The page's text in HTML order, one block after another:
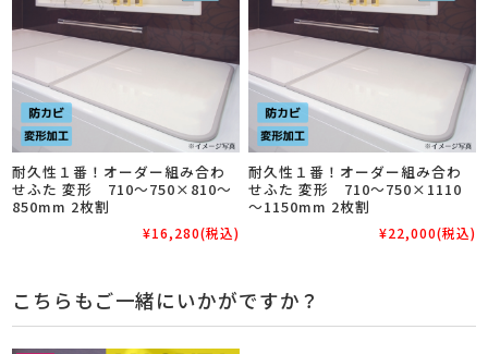
耐久性１番！オーダー組み合わ
せふた 変形 710～750×810～
850mm 2枚割
¥16,280(税込)
耐久性１番！オーダー組み合わ
せふた 変形 710～750×1110
～1150mm 2枚割
¥22,000(税込)
こちらもご一緒にいかがですか？